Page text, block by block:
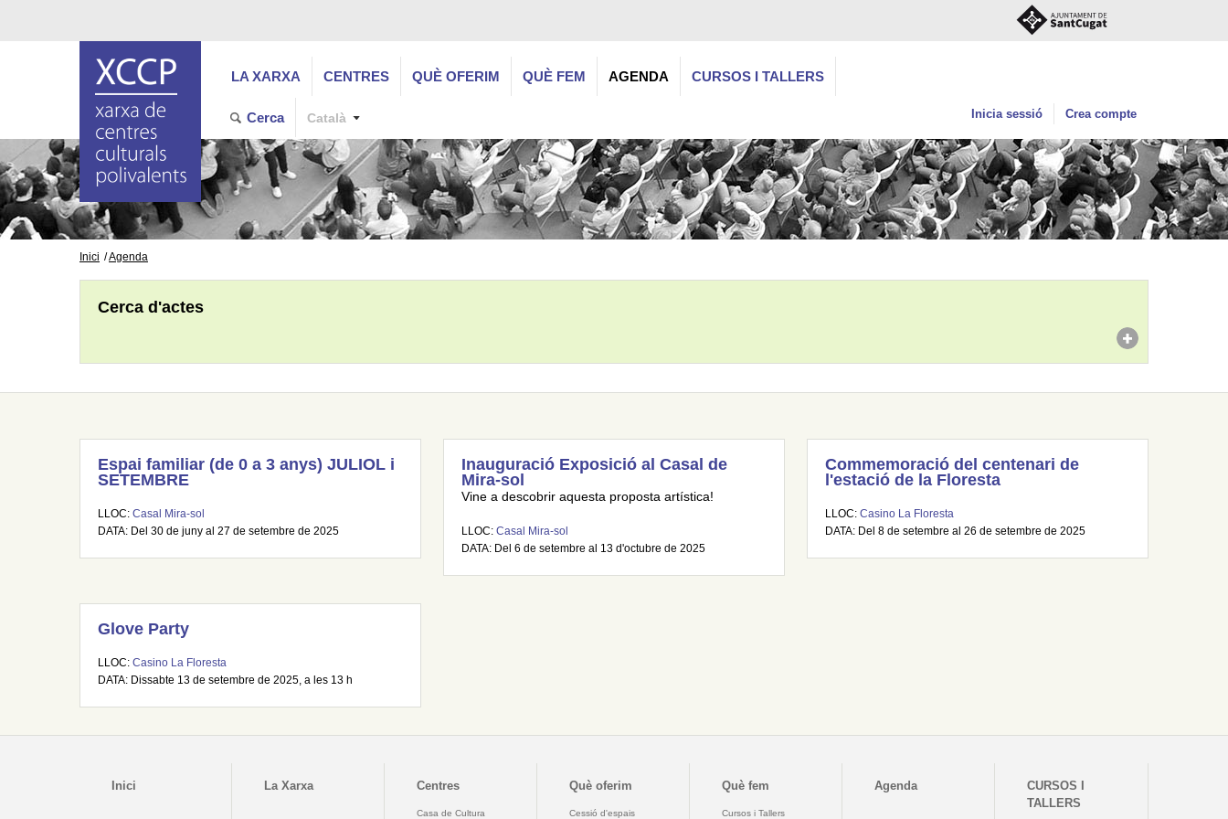
LA XARXA CENTRES QUÈ OFERIM QUÈ FEM AGENDA CURSOS I TALLERS
Cerca Català Inicia sessió Crea compte
Inici Agenda
Cerca d'actes
Espai familiar (de 0 a 3 anys) JULIOL i
SETEMBRE
LLOC: Casal Mira-sol
DATA: Del 30 de juny al 27 de setembre de 2025
Inauguració Exposició al Casal de
Mira-sol
Vine a descobrir aquesta proposta artística!
LLOC: Casal Mira-sol
DATA: Del 6 de setembre al 13 d'octubre de 2025
Commemoració del centenari de
l'estació de la Floresta
LLOC: Casino La Floresta
DATA: Del 8 de setembre al 26 de setembre de 2025
Glove Party
LLOC: Casino La Floresta
DATA: Dissabte 13 de setembre de 2025, a les 13 h
Inici La Xarxa Centres
Casa de Cultura
Què oferim
Cessió d'espais
Què fem
Cursos i Tallers
Agenda
CURSOS I
TALLERS